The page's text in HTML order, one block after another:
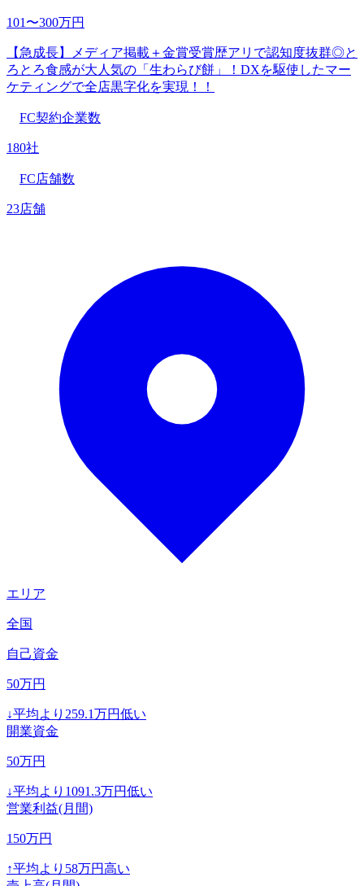
101〜300万円
【急成長】メディア掲載＋金賞受賞歴アリで認知度抜群◎と
ろとろ食感が大人気の「生わらび餅」！DXを駆使したマー
ケティングで全店黒字化を実現！！
FC契約企業数
180社
FC店舗数
23店舗
エリア
全国
自己資金
50万円
↓平均より 259.1万円低い
開業資金
50万円
↓平均より 1091.3万円低い
営業利益(月間)
150万円
↑平均より 58万円高い